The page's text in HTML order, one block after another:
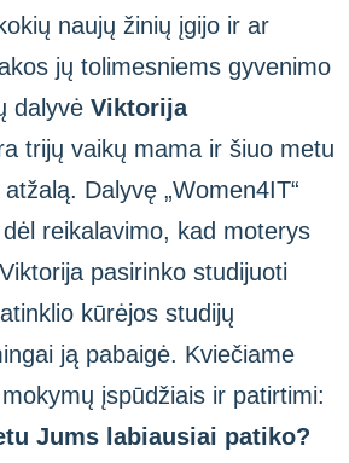
naujų žinių įgijo ir ar
jų tolimesniems gyvenimo
dalyvė Viktorija
trijų vaikų mama ir šiuo metu
Dalyvę „Women4IT“
reikalavimo, kad moterys
pasirinko studijuoti
kūrėjos studijų
ją pabaigė. Kviečiame
įspūdžiais ir patirtimi:
Jums labiausiai patiko?